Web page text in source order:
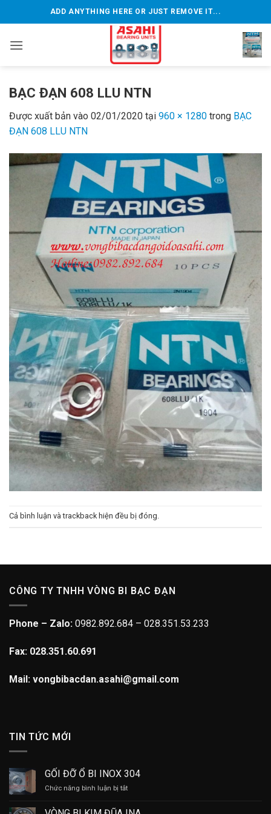
qua
dung
ADD ANYTHING HERE OR JUST REMOVE IT...
BẠC ĐẠN 608 LLU NTN
Được xuất bản vào 02/01/2020 tại 960 × 1280 trong BẠC
ĐẠN 608 LLU NTN
Cả bình luận và trackback hiện đều bị đóng.
CÔNG TY TNHH VÒNG BI BẠC ĐẠN
Phone – Zalo: 0982.892.684 – 028.351.53.233
Fax: 028.351.60.691
Mail: vongbibacdan.asahi@gmail.com
TIN TỨC MỚI
GỐI ĐỠ Ổ BI INOX 304
Chức năng bình luận bị tắtở
ĐỠ